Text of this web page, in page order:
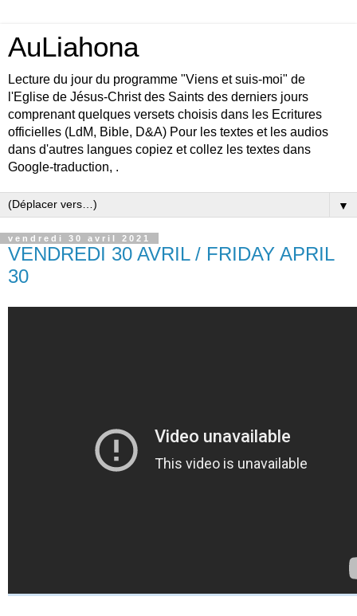
AuLiahona
Lecture du jour du programme "Viens et suis-moi" de
l'Eglise de Jésus-Christ des Saints des derniers jours
comprenant quelques versets choisis dans les Ecritures
officielles (LdM, Bible, D&A) Pour les textes et les audios
dans d'autres langues copiez et collez les textes dans
Google-traduction, .
▼
vendredi 30 avril 2021
VENDREDI 30 AVRIL / FRIDAY APRIL
30